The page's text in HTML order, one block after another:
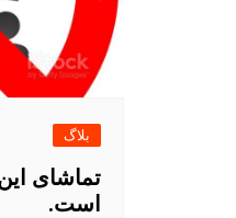
بلاگ
تماشای
است.